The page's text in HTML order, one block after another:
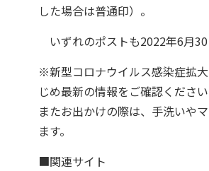
した場合は普通印）。
いずれのポストも2022年6月30
※新型コロナウイルス感染症拡
じめ最新の情報をご確認ください
またお出かけの際は、手洗いや
ます。
■関連サイト